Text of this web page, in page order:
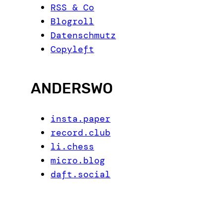
RSS & Co
Blogroll
Datenschmutz
Copyleft
ANDERSWO
insta.paper
record.club
li.chess
micro.blog
daft.social